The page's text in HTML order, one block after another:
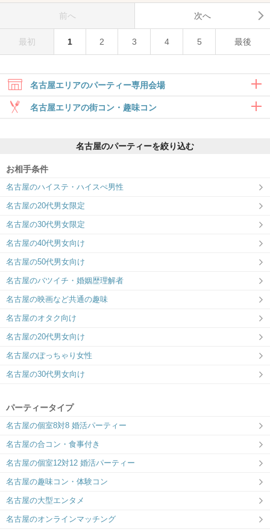
前へ 次へ
最初 1 2 3 4 5 最後
名古屋エリアのパーティー専用会場
名古屋ラウンジ
『初めて婚活する方も安心』東海No.1の
名古屋エリアの街コン・趣味コン
6対6～｜食事・ドリンク付きグループト
名古屋のパーティーを絞り込む
お相手条件
名古屋のハイステ・ハイスぺ男性
名古屋の20代男女限定
名古屋の30代男女限定
名古屋の40代男女向け
名古屋の50代男女向け
名古屋のバツイチ・婚姻歴理解者
名古屋の映画など共通の趣味
名古屋のオタク向け
名古屋の20代男女向け
名古屋のぽっちゃり女性
名古屋の30代男女向け
パーティータイプ
名古屋の個室8対8 婚活パーティー
名古屋の合コン・食事付き
名古屋の個室12対12 婚活パーティー
名古屋の趣味コン・体験コン
名古屋の大型エンタメ
名古屋のオンラインマッチング